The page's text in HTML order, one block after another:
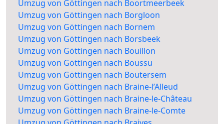
Umzug von Göttingen nach Boortmeerbeek
Umzug von Göttingen nach Borgloon
Umzug von Göttingen nach Bornem
Umzug von Göttingen nach Borsbeek
Umzug von Göttingen nach Bouillon
Umzug von Göttingen nach Boussu
Umzug von Göttingen nach Boutersem
Umzug von Göttingen nach Braine-l’Alleud
Umzug von Göttingen nach Braine-le-Château
Umzug von Göttingen nach Braine-le-Comte